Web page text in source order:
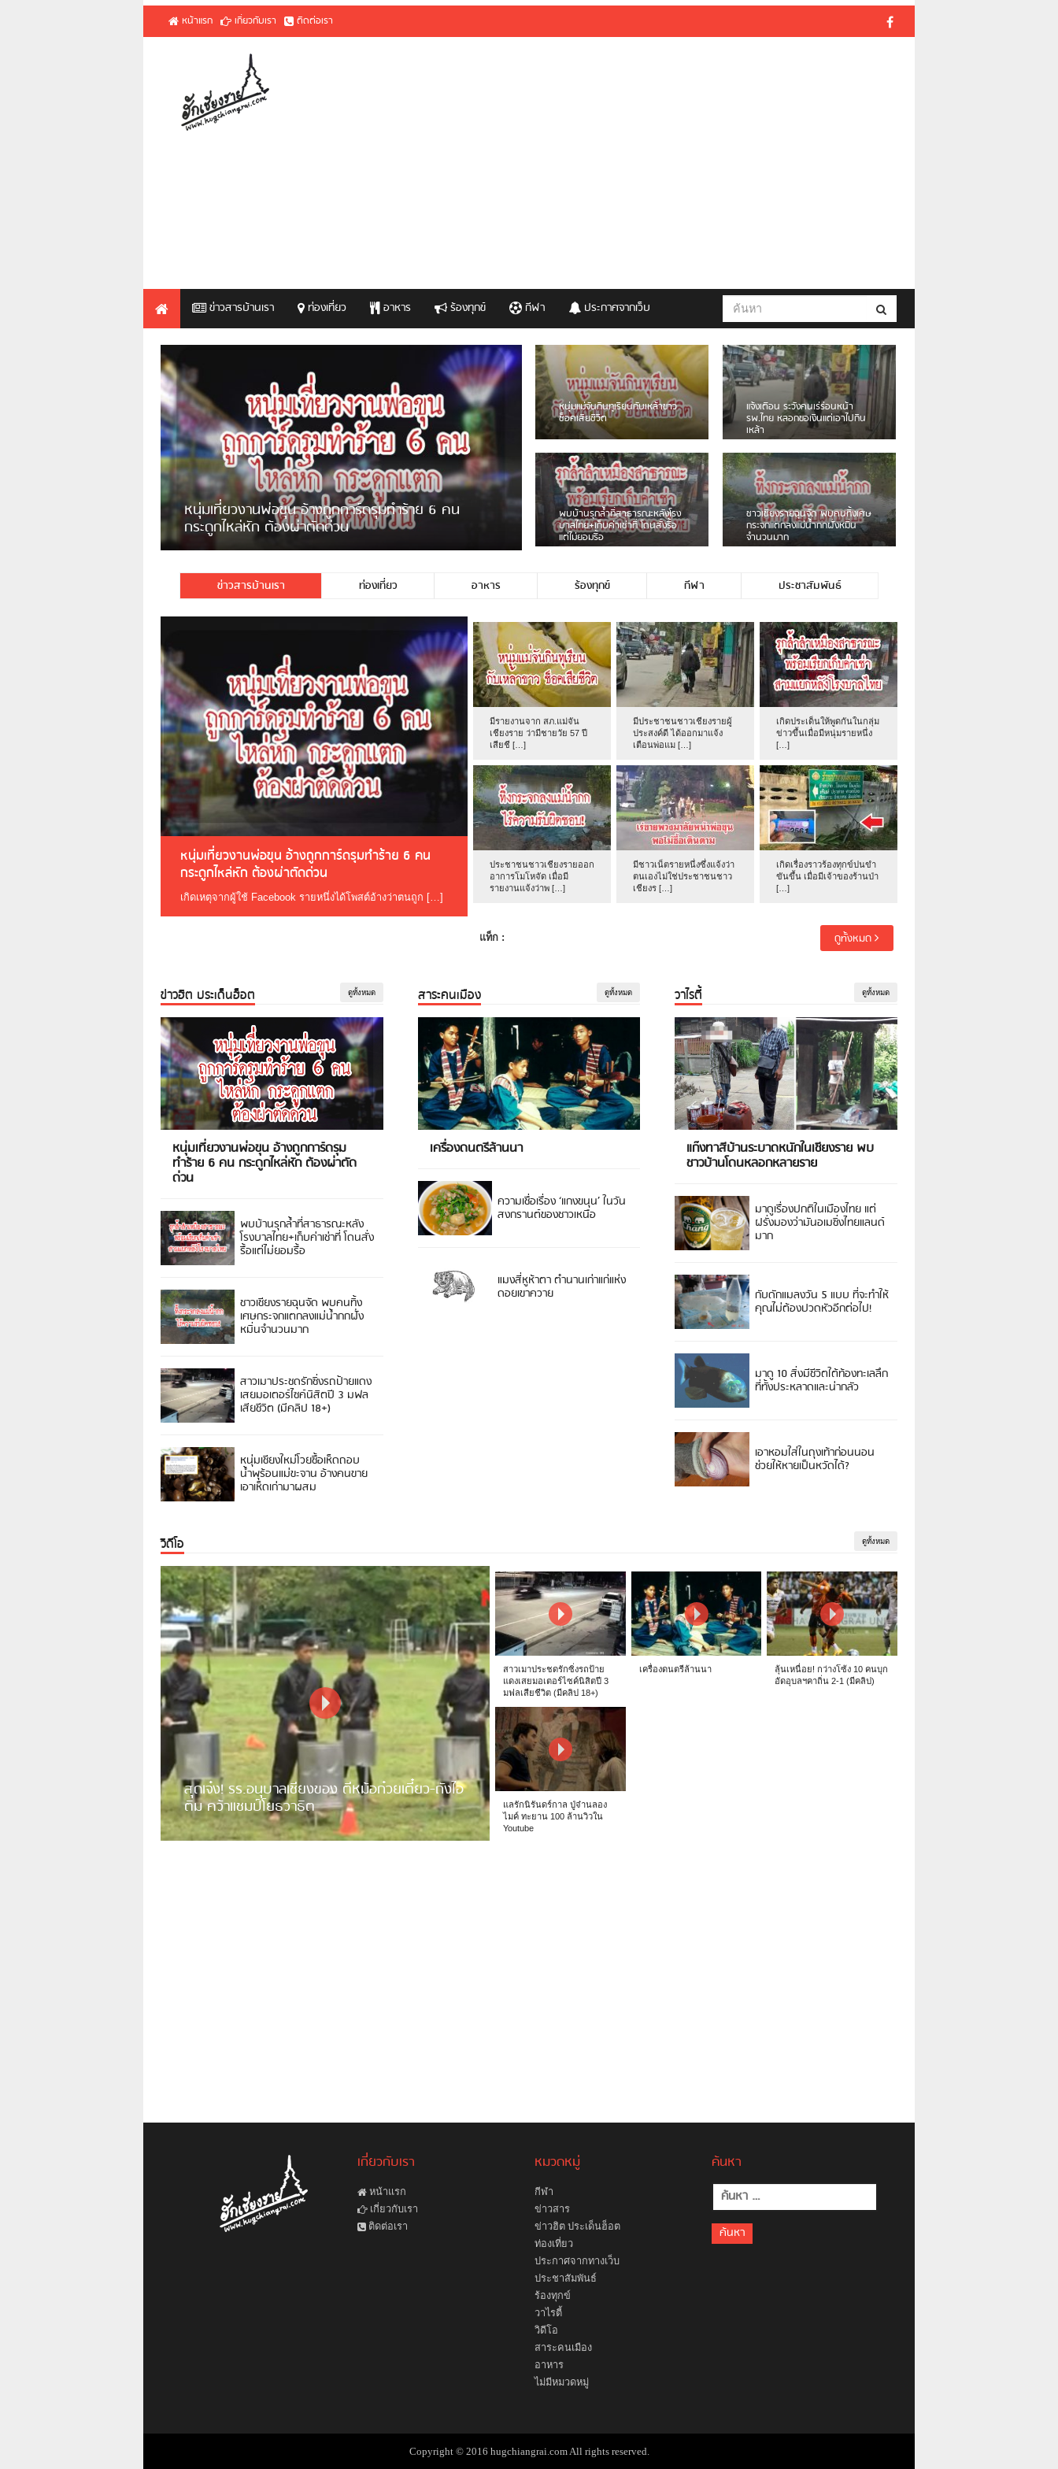
หน้าแรก เกี่ยวกับเรา ติดต่อเรา
ข่าวสารบ้านเรา ท่องเที่ยว อาหาร ร้องทุกข์ กีฬา ประกาศจากเว็บ
ชาวเน็ตสวดยับ! พบพม่าเร่ขายพวงมาลัยหน้าพ่อขุนฯ
พอไม่ซื้อเดินตาม
มีชาวเน็ตรายหนึ่งซึ่งแจ้งว่าตนเองไม่ใช่ประชาชนชาวเชียงร […]
ชาวเน็ตฮา! รถเครื่องแม่สายชน
ป้ายร้านโลงศพแล้วหนี พบเสาหัก
เบรคหัก หวิดได้ใช้บริการ
เดือนร้อน! ชาวเชียงรายบ่นรถ
Isuzu สีขาวซิ่งบายพาสเสียงดัง
สร้างความรำคาญ
หนุ่มเจียงฮายจ่ม พบถังน้ำดื่มตก
กลางถนน รถเครื่องหลบไม่ทันล้ม
บาดเจ็บ
ชาวผาลั้ง โวย ไร้หน่วยงานดูแล
ดินสไลด์ ต้องจัดการกันเอง
ข่าวสารบ้านเรา ท่องเที่ยว อาหาร ร้องทุกข์ กีฬา ประชาสัมพันธ์
หนุ่มเที่ยวงานพ่อขุน อ้างถูกการ์ดรุมทำร้าย 6 คน
กระดูกไหล่หัก ต้องผ่าตัดด่วน
เกิดเหตุจากผู้ใช้ Facebook รายหนึ่งได้โพสต์อ้างว่าตนถูก […]
มีรายงานจาก สภ.แม่จัน
เชียงราย ว่ามีชายวัย 57 ปี
เสียชี […]
มีประชาชนชาวเชียงรายผู้
ประสงค์ดี ได้ออกมาแจ้ง
เตือนพ่อแม […]
เกิดประเด็นให้พูดกันในกลุ่ม
ข่าวขึ้นเมื่อมีหนุ่มรายหนึ่ง
[…]
ประชาชนชาวเชียงรายออก
อาการโมโหจัด เมื่อมี
รายงานแจ้งว่าพ […]
มีชาวเน็ตรายหนึ่งซึ่งแจ้งว่า
ตนเองไม่ใช่ประชาชนชาว
เชียงร […]
เกิดเรื่องราวร้องทุกข์ปนขำ
ขันขึ้น เมื่อมีเจ้าของร้านป่า
[…]
แท็ก : ดูทั้งหมด
ข่าวฮิต ประเด็นฮ็อต ดูทั้งหมด
หนุ่มเที่ยวงานพ่อขุน อ้างถูกการ์ดรุม
ทำร้าย 6 คน กระดูกไหล่หัก ต้องผ่าตัด
ด่วน
พบบ้านรุกล้ำที่สาธารณะหลัง
โรงบาลไทย+เก็บค่าเช่าที่ โดนสั่ง
รื้อแต่ไม่ยอมรื้อ
ชาวเชียงรายฉุนจัด พบคนทิ้ง
เศษกระจกแตกลงแม่น้ำกกฝั่ง
หมิ่นจำนวนมาก
สาวเมาประชดรักซิ่งรถป้ายแดง
เสยมอเตอร์ไซค์นิสิตปี 3 มฟล
เสียชีวิต (มีคลิป 18+)
หนุ่มเชียงใหม่โวยซื้อเห็ดถอบ
น้ำพุร้อนแม่ขะจาน อ้างคนขาย
เอาเห็ดเก่ามาผสม
สาระคนเมือง ดูทั้งหมด
เครื่องดนตรีล้านนา
ความเชื่อเรื่อง ‘แกงขนุน’ ในวัน
สงกรานต์ของชาวเหนือ
แมงสี่หูห้าตา ตำนานเก่าแก่แห่ง
ดอยเขาควาย
วาไรตี้ ดูทั้งหมด
แก๊งทาสีบ้านระบาดหนักในเชียงราย พบ
ชาวบ้านโดนหลอกหลายราย
มาดูเรื่องปกติในเมืองไทย แต่
ฝรั่งมองว่ามันอเมซิ่งไทยแลนด์
มาก
กับดักแมลงวัน 5 แบบ ที่จะทำให้
คุณไม่ต้องปวดหัวอีกต่อไป!
มาดู 10 สิ่งมีชีวิตใต้ท้องทะเลลึก
ที่ทั้งประหลาดและน่ากลัว
เอาหอมใส่ในถุงเท้าก่อนนอน
ช่วยให้หายเป็นหวัดได้?
วิดีโอ ดูทั้งหมด
สุดเจ๋ง! รร.อนุบาลเชียงของ ตีหม้อก๋วยเตี๋ยว-ถังไอ
ติม คว้าแชมป์โยธวาธิต
สาวเมาประชดรักซิ่งรถป้าย
แดงเสยมอเตอร์ไซค์นิสิตปี 3
มฟลเสียชีวิต (มีคลิป 18+)
เครื่องดนตรีล้านนา
ลุ้นเหนื่อย! กว่างโซ้ง 10 คนบุก
อัดอุบลฯคาถิ่น 2-1 (มีคลิป)
แลรักนิรันดร์กาล ปู่จ๋านลอง
ไมค์ ทะยาน 100 ล้านวิวใน
Youtube
เกี่ยวกับเรา
หน้าแรก
เกี่ยวกับเรา
ติดต่อเรา
หมวดหมู่
กีฬา
ข่าวสาร
ข่าวฮิต ประเด็นฮ็อต
ท่องเที่ยว
ประกาศจากทางเว็บ
ประชาสัมพันธ์
ร้องทุกข์
วาไรตี้
วิดีโอ
สาระคนเมือง
อาหาร
ไม่มีหมวดหมู่
ค้นหา
ค้นหา
สำหรับ:
Copyright © 2016 hugchiangrai.com All rights reserved.